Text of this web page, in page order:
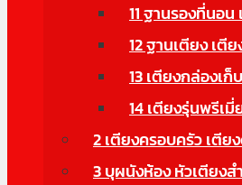
11 ฐานรองที่นอ
12 ฐานเตียง เตี
13 เตียงกล่องเ
14 เตียงรุ่นพรีเ
2 เตียงครอบครัว เตี
3 บุผนังห้อง หัวเตียง